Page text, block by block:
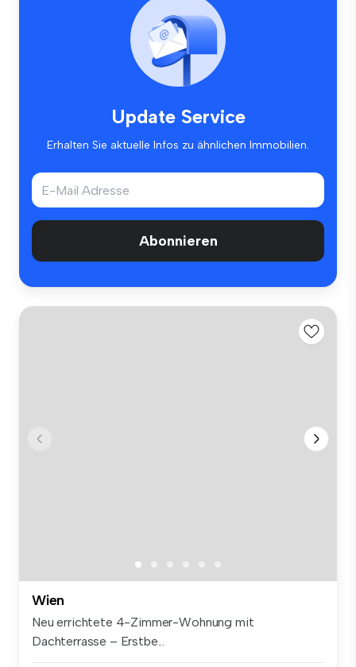
Update Service
Erhalten Sie aktuelle Infos zu ähnlichen Immobilien.
Abonnieren
Wien
Neu errichtete 4-Zimmer-Wohnung mit
Dachterrasse – Erstbe...